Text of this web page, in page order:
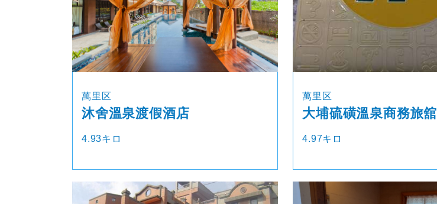
萬里区
沐舍溫泉渡假酒店
4.93キロ
萬里区
大埔硫磺溫泉商務旅舘
4.97キロ